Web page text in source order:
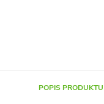
POPIS PRODUKTU